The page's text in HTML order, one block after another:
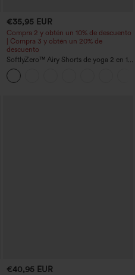
€35,95 EUR
Compra 2 y obtén un 10% de descuento
| Compra 3 y obtén un 20% de
descuento
SoftlyZero™ Airy Shorts de yoga 2 en 1
InstantCool de talle súper alto, 7" con
bolsillos
€40,95 EUR